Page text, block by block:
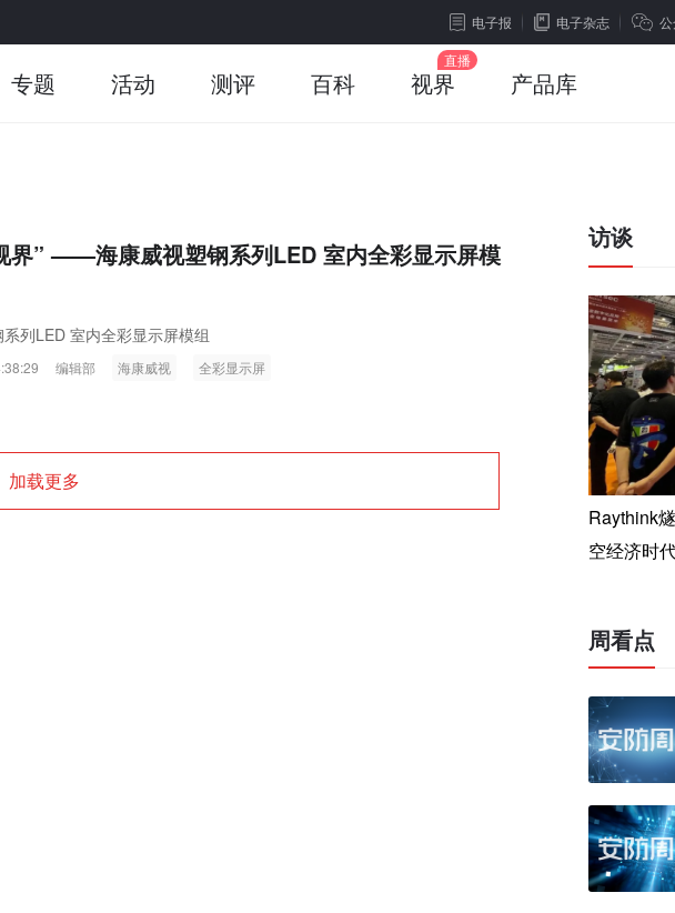
电子报 电子杂志
专题 活动 测评 百科 视界 产品库
界” ——海康威视塑钢系列LED 室内全彩显示屏模
列LED 室内全彩显示屏模组
编辑部 海康威视 全彩显示屏
加载更多
访谈
石技术：以红外技术，筑造低 智联航空：无人机赋能应急救援与医疗运
Raythink
空经济时
周看点